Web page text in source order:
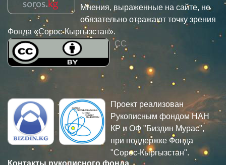
Мнения, выраженные на сайте, не
обязательно отражают точку зрения
Фонда «Сорос-Кыргызстан».
CC
Проект реализован
Рукописным фондом НАН
КР и ОФ "Биздин Мурас",
при поддержке Фонда
"Сорос-Кыргызстан".
Контакты рукописного фонда